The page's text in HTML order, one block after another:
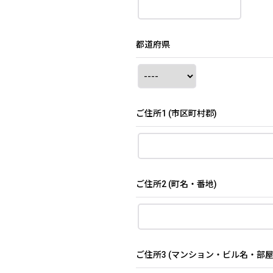
都道府県
ご住所1 (市区町村郡)
ご住所2 (町名・番地)
ご住所3 (マンション・ビル名・部